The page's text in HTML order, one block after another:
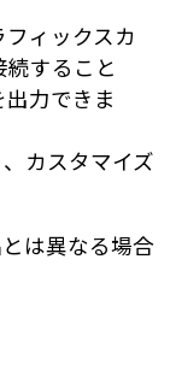
ィックスカ
すること
力できま
カスタマイズ
は異なる場合